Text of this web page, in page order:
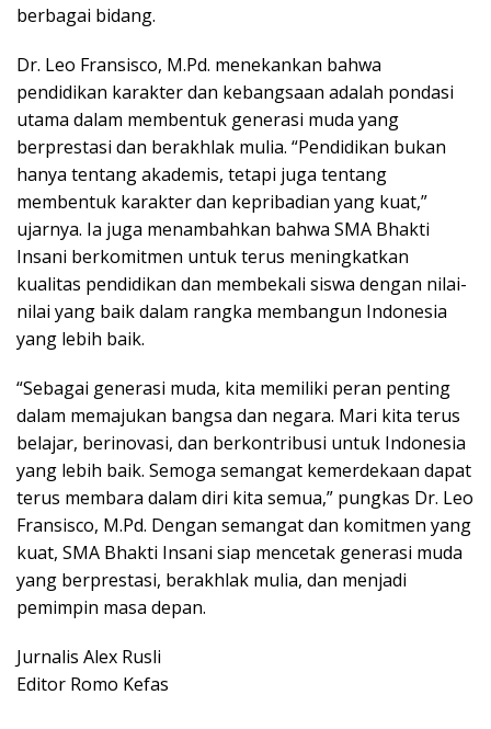
berbagai bidang.
Dr. Leo Fransisco, M.Pd. menekankan bahwa
pendidikan karakter dan kebangsaan adalah pondasi
utama dalam membentuk generasi muda yang
berprestasi dan berakhlak mulia. “Pendidikan bukan
hanya tentang akademis, tetapi juga tentang
membentuk karakter dan kepribadian yang kuat,”
ujarnya. Ia juga menambahkan bahwa SMA Bhakti
Insani berkomitmen untuk terus meningkatkan
kualitas pendidikan dan membekali siswa dengan nilai-
nilai yang baik dalam rangka membangun Indonesia
yang lebih baik.
“Sebagai generasi muda, kita memiliki peran penting
dalam memajukan bangsa dan negara. Mari kita terus
belajar, berinovasi, dan berkontribusi untuk Indonesia
yang lebih baik. Semoga semangat kemerdekaan dapat
terus membara dalam diri kita semua,” pungkas Dr. Leo
Fransisco, M.Pd. Dengan semangat dan komitmen yang
kuat, SMA Bhakti Insani siap mencetak generasi muda
yang berprestasi, berakhlak mulia, dan menjadi
pemimpin masa depan.
Jurnalis Alex Rusli
Editor Romo Kefas